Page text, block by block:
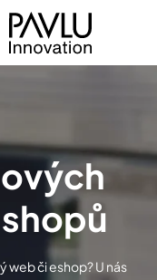
web či eshop? U nás